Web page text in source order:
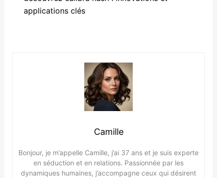
applications clés
Camille
Bonjour, je m’appelle Camille, j’ai 37 ans et je suis experte
en séduction et en relations. Passionnée par les
dynamiques humaines, j’accompagne ceux qui désirent